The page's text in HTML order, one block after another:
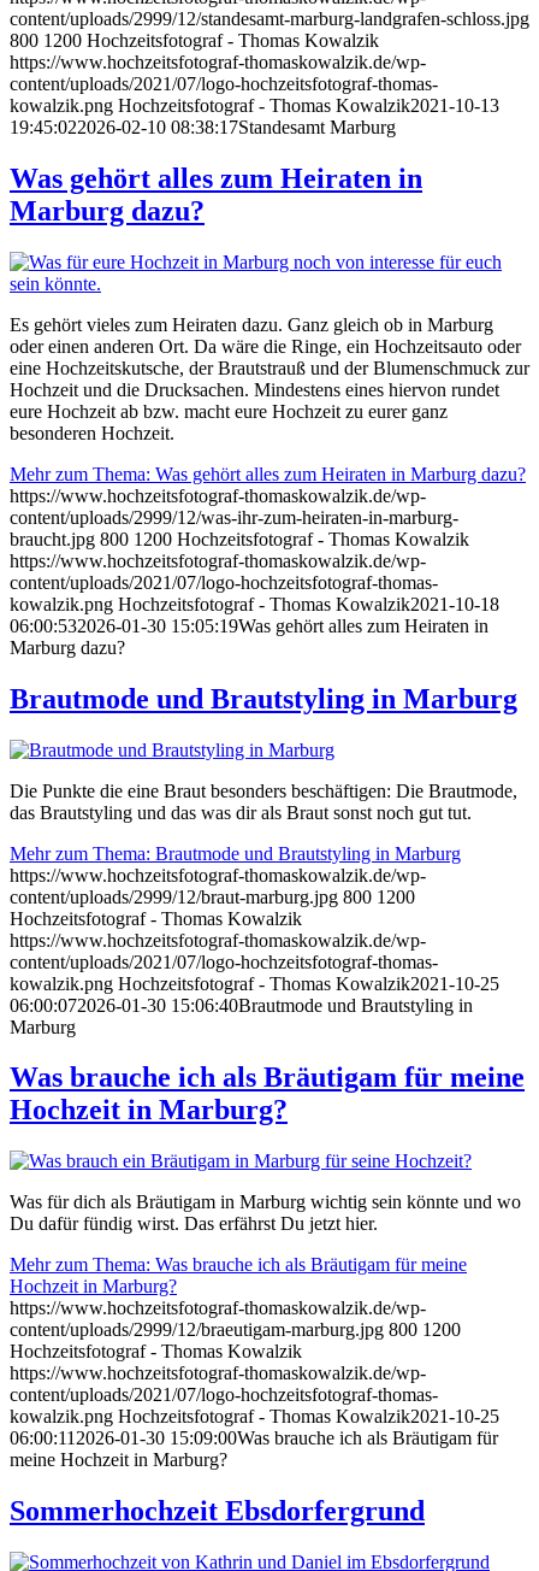
content/uploads/2999/12/standesamt-marburg-landgrafen-schloss.jpg
800 1200 Hochzeitsfotograf - Thomas Kowalzik
https://www.hochzeitsfotograf-thomaskowalzik.de/wp-
content/uploads/2021/07/logo-hochzeitsfotograf-thomas-
kowalzik.png Hochzeitsfotograf - Thomas Kowalzik2021-10-13
19:45:022026-02-10 08:38:17Standesamt Marburg
Was gehört alles zum Heiraten in
Marburg dazu?
Es gehört vieles zum Heiraten dazu. Ganz gleich ob in Marburg
oder einen anderen Ort. Da wäre die Ringe, ein Hochzeitsauto oder
eine Hochzeitskutsche, der Brautstrauß und der Blumenschmuck zur
Hochzeit und die Drucksachen. Mindestens eines hiervon rundet
eure Hochzeit ab bzw. macht eure Hochzeit zu eurer ganz
besonderen Hochzeit.
Mehr zum Thema: Was gehört alles zum Heiraten in Marburg dazu?
https://www.hochzeitsfotograf-thomaskowalzik.de/wp-
content/uploads/2999/12/was-ihr-zum-heiraten-in-marburg-
braucht.jpg 800 1200 Hochzeitsfotograf - Thomas Kowalzik
https://www.hochzeitsfotograf-thomaskowalzik.de/wp-
content/uploads/2021/07/logo-hochzeitsfotograf-thomas-
kowalzik.png Hochzeitsfotograf - Thomas Kowalzik2021-10-18
06:00:532026-01-30 15:05:19Was gehört alles zum Heiraten in
Marburg dazu?
Brautmode und Brautstyling in Marburg
Die Punkte die eine Braut besonders beschäftigen: Die Brautmode,
das Brautstyling und das was dir als Braut sonst noch gut tut.
Mehr zum Thema: Brautmode und Brautstyling in Marburg
https://www.hochzeitsfotograf-thomaskowalzik.de/wp-
content/uploads/2999/12/braut-marburg.jpg 800 1200
Hochzeitsfotograf - Thomas Kowalzik
https://www.hochzeitsfotograf-thomaskowalzik.de/wp-
content/uploads/2021/07/logo-hochzeitsfotograf-thomas-
kowalzik.png Hochzeitsfotograf - Thomas Kowalzik2021-10-25
06:00:072026-01-30 15:06:40Brautmode und Brautstyling in
Marburg
Was brauche ich als Bräutigam für meine
Hochzeit in Marburg?
Was für dich als Bräutigam in Marburg wichtig sein könnte und wo
Du dafür fündig wirst. Das erfährst Du jetzt hier.
Mehr zum Thema: Was brauche ich als Bräutigam für meine
Hochzeit in Marburg?
https://www.hochzeitsfotograf-thomaskowalzik.de/wp-
content/uploads/2999/12/braeutigam-marburg.jpg 800 1200
Hochzeitsfotograf - Thomas Kowalzik
https://www.hochzeitsfotograf-thomaskowalzik.de/wp-
content/uploads/2021/07/logo-hochzeitsfotograf-thomas-
kowalzik.png Hochzeitsfotograf - Thomas Kowalzik2021-10-25
06:00:11 2026-01-30 15:09:00Was brauche ich als Bräutigam für
meine Hochzeit in Marburg?
Sommerhochzeit Ebsdorfergrund